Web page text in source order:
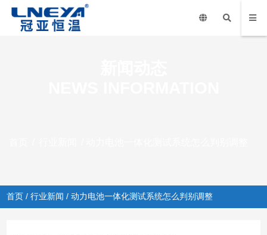
首页 /行业新闻 / 动力电池一体化测试系统怎么判别调整